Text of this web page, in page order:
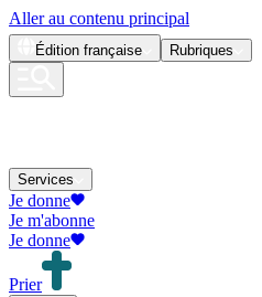
Aller au contenu principal
Édition française Rubriques
Services
Je donne
Je m'abonne
Je donne
Prier